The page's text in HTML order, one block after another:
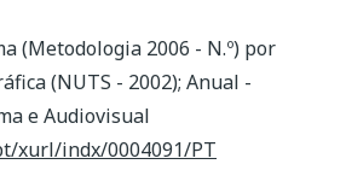
(Metodologia 2006 - N.º) por
(NUTS - 2002); Anual -
e Audiovisual
xurl/indx/0004091/PT